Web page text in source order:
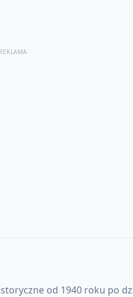
REKLAMA
od 1940 roku po